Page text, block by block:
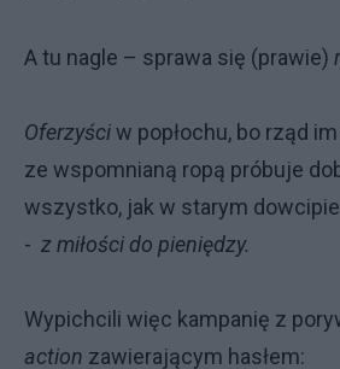
A tu nagle – sprawa się (prawie)
Oferzyściw popłochu, bo rząd
ze wspomnianą ropą próbuje
wszystko, jak w starym dowcipie
- z miłości do pieniędzy.
Wypichcili więc kampanię z
action zawierającym hasłem: